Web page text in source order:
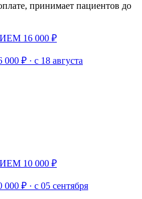
принимает пациентов до
16 000 ₽
000 ₽ · с 18 августа
10 000 ₽
000 ₽ · с 05 сентября